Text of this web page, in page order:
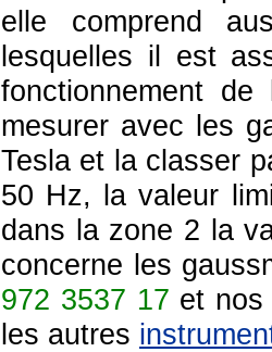
elle comprend
lesquelles il est
fonctionnement
mesurer avec les
Tesla et la classer
50 Hz, la valeur
dans la zone 2 la
concerne les
972 3537 17 et nos
les autres